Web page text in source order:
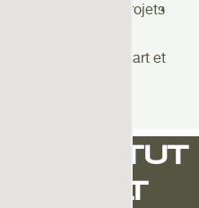
solsticiaux. Ses projets
les savoirs
et durable, liant art et
l'Institut